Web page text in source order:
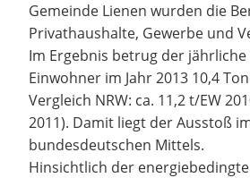
Gemeinde Lienen wurden die
Privathaushalte, Gewerbe und
Im Ergebnis betrug der jährliche
Einwohner im Jahr 2013 10,4
Vergleich NRW: ca. 11,2 t/EW
2011). Damit liegt der Ausstoß
bundesdeutschen Mittels.
Hinsichtlich der